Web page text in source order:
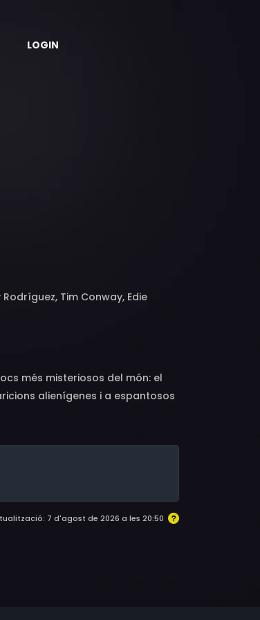
LOGIN
Tim Conway, Edie
més misteriosos del món: el
alienígenes i a espantosos
coses empitjoren encara més
companyia no poden resoldre
víctimes del maleït Triangle.
7 d'agost de 2026 a les 20:50